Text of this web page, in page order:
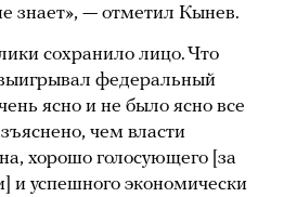
знает», — отметил Кынев.
сохранило лицо. Что
федеральный
ясно и не было ясно все
чем власти
хорошо голосующего [за
и успешного экономически